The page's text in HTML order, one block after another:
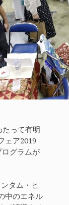
って有明
ェア2019
グラムが
タム・ヒ
中のエネル